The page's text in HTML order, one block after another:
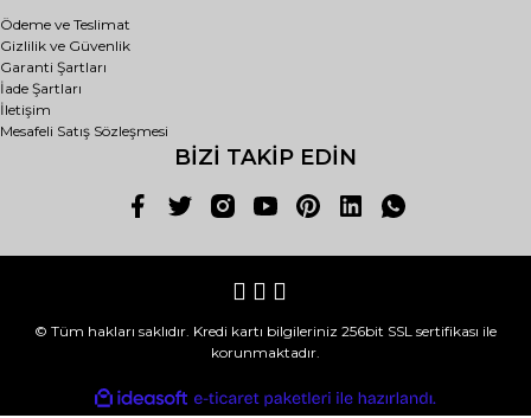
Ödeme ve Teslimat
Gizlilik ve Güvenlik
Garanti Şartları
İade Şartları
İletişim
Mesafeli Satış Sözleşmesi
BİZİ TAKİP EDİN
© Tüm hakları saklıdır. Kredi kartı bilgileriniz 256bit SSL sertifikası ile
korunmaktadır.
ideasoft
e-